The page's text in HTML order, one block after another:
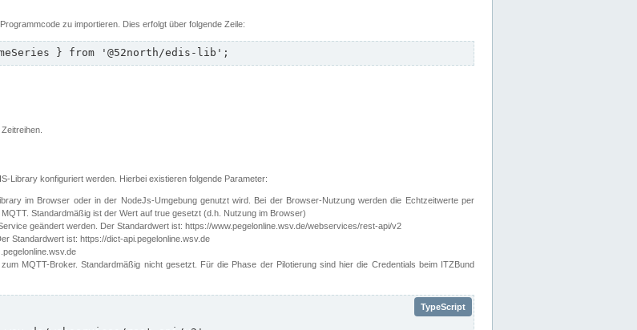
zu importieren. Dies erfolgt über folgende Zeile:
} from '@52north/edis-lib';
Library konfiguriert werden. Hierbei existieren folgende Parameter:
im Browser oder in der NodeJs-Umgebung genutzt wird. Bei der Browser-Nutzung werden die Echtzeitwerte per
Standardmäßig ist der Wert auf true gesetzt (d.h. Nutzung im Browser)
geändert werden. Der Standardwert ist: https://www.pegelonline.wsv.de/webservices/rest-api/v2
Standardwert ist: https://dict-api.pegelonline.wsv.de
MQTT-Broker. Standardmäßig nicht gesetzt. Für die Phase der Pilotierung sind hier die Credentials beim ITZBund